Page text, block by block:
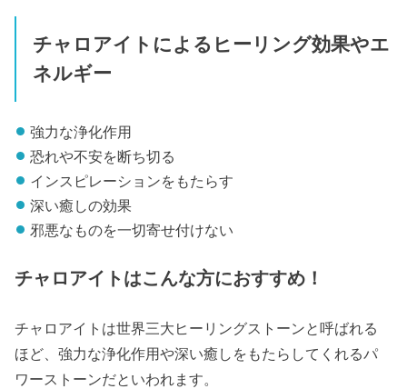
チャロアイトによるヒーリング効果やエ
ネルギー
強力な浄化作用
恐れや不安を断ち切る
インスピレーションをもたらす
深い癒しの効果
邪悪なものを一切寄せ付けない
チャロアイトはこんな方におすすめ！
チャロアイトは世界三大ヒーリングストーンと呼ばれる
ほど、強力な浄化作用や深い癒しをもたらしてくれるパ
ワーストーンだといわれます。